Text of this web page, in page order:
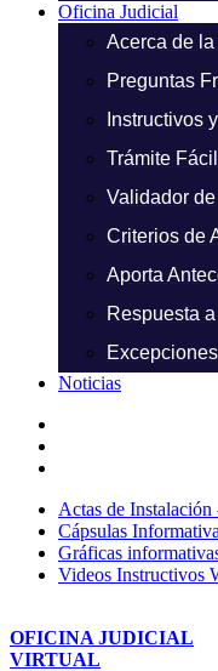
Oficina Judicial
Acerca de
Preguntas
Instructivos
Trámite Fácil
Validador
Criterios de
Aporta
Respuesta
Noticias
Actas de Instalación
Cápsulas
Gráficas
Videos Instructivos
OFICINA JUDICIAL
VIRTUAL